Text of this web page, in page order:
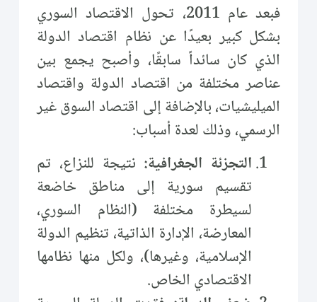
فبعد عام 2011، تحول الاقتصاد السوري
بشكل كبير بعيدًا عن نظام اقتصاد الدولة
الذي كان سائداً سابقًا، وأصبح يجمع بين
عناصر مختلفة من اقتصاد الدولة واقتصاد
الميليشيات، بالإضافة إلى اقتصاد السوق غير
الرسمي، وذلك لعدة أسباب:
التجزئة الجغرافية: نتيجة للنزاع، تم
تقسيم سورية إلى مناطق خاضعة
لسيطرة مختلفة (النظام السوري،
المعارضة، الإدارة الذاتية، تنظيم الدولة
الإسلامية، وغيرها)، ولكل منها نظامها
الاقتصادي الخاص.